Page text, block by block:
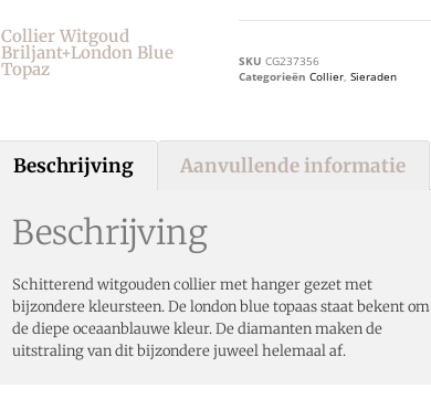
Collier Witgoud
Briljant+london Blue
Topaz SKU CG237356
Categorieën Collier, Sieraden
Beschrijving Aanvullende informatie
Beschrijving
Schitterend witgouden collier met hanger gezet met
bijzondere kleursteen. De london blue topaas staat bekent om
de diepe oceaanblauwe kleur. De diamanten maken de
uitstraling van dit bijzondere juweel helemaal af.